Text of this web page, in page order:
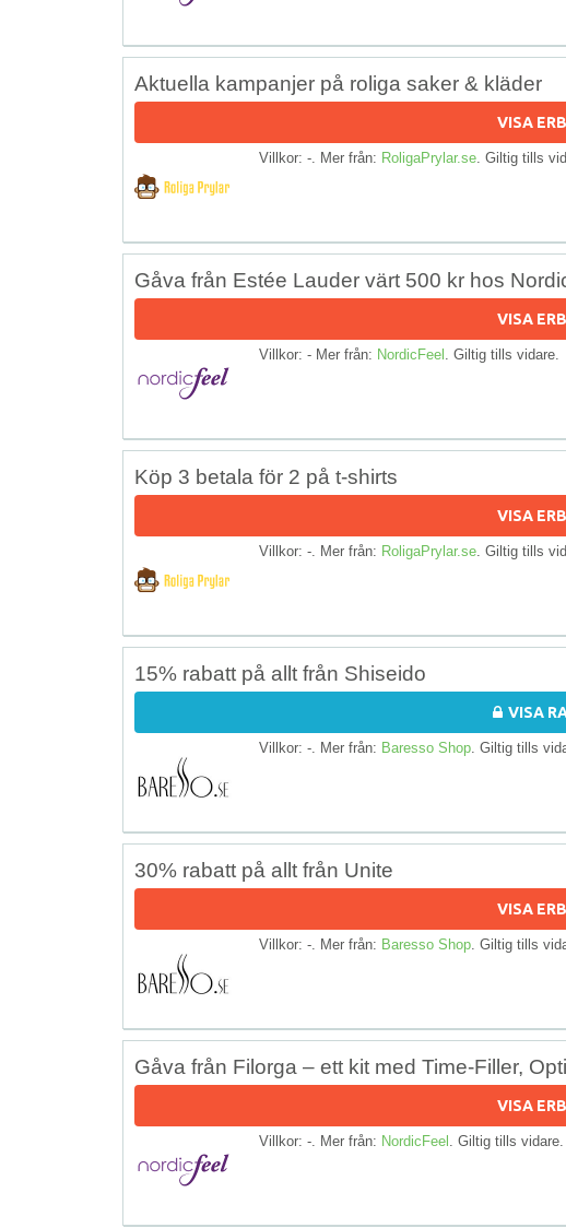
Aktuella kampanjer på roliga saker & kläder
VISA
Villkor: -. Mer från: RoligaPrylar.se . Giltig tills
Gåva från Estée Lauder värt 500 kr hos
VISA
Villkor: - Mer från: NordicFeel . Giltig tills vidare.
Köp 3 betala för 2 på t-shirts
VISA
Villkor: -. Mer från: RoligaPrylar.se . Giltig tills
15% rabatt på allt från Shiseido
VISA
Villkor: -. Mer från: Baresso Shop . Giltig tills
30% rabatt på allt från Unite
VISA
Villkor: -. Mer från: Baresso Shop . Giltig tills
Gåva från Filorga – ett kit med Time-Filler,
VISA
Villkor: -. Mer från: NordicFeel . Giltig tills vidare.